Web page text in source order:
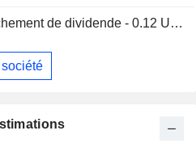
Le segment Solaris Logistics
premières utilisées pour
pétrole et de gaz naturel. Ses
des services de livraison du
de dividende - 0.12 USD